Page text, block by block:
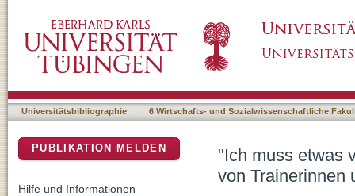
Trainern im Spitzensport
Universitätsbibliographie → 6 Wirtschafts- und Sozialwissenschaftliche
"Ich muss etwas
von Trainerinnen
PUBLIKATION MELDEN
Hilfe und Informationen